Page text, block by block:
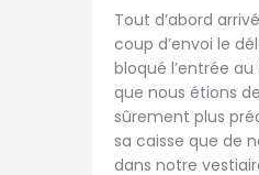
Tout d’abord
coup d’envoi le
bloqué l’entrée
que nous étions
sûrement plus
sa caisse que de
dans notre